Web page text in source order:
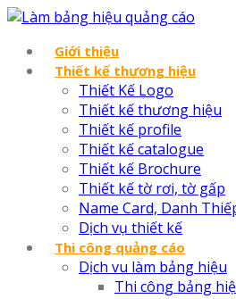
Giới thiệu
Thiết kế thương hiệu
Thiết Kế Logo
Thiết kế thương hiệu
Thiết kế profile
Thiết kế catalogue
Thiết kế Brochure
Thiết kế tờ rơi, tờ gấp
Name Card, Danh
Dịch vụ thiết kế
Thi công quảng cáo
Dịch vu làm bảng hiệu
Thi công bảng